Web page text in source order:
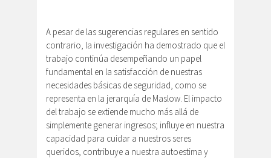
A pesar de las sugerencias regulares en sentido
contrario, la investigación ha demostrado que el
trabajo continúa desempeñando un papel
fundamental en la satisfacción de nuestras
necesidades básicas de seguridad, como se
representa en la jerarquía de Maslow. El impacto
del trabajo se extiende mucho más allá de
simplemente generar ingresos; influye en nuestra
capacidad para cuidar a nuestros seres
queridos, contribuye a nuestra autoestima y